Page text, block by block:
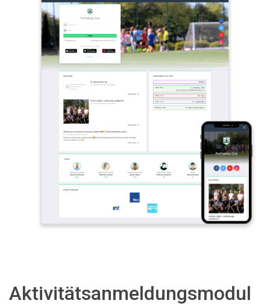
Aktivitätsanmeldungsmodul